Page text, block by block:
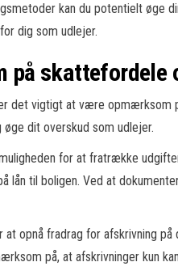
kan du potentielt
dig som udlejer.
på
det vigtigt at være
dit overskud som udlejer.
for at fratrække
lån til boligen. Ved at
at opnå fradrag for afskrivning
på, at afskrivninger kun